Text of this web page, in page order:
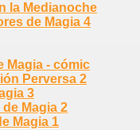
la Medianoche
de Magia 4
Magia - cómic
Perversa 2
3
Magia 2
Magia 1